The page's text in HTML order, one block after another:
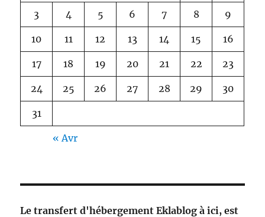
3 4 5 6 7 8 9
10 11 12 13 14 15 16
17 18 19 20 21 22 23
24 25 26 27 28 29 30
31
« Avr
Le transfert d'hébergement Eklablog à ici, est